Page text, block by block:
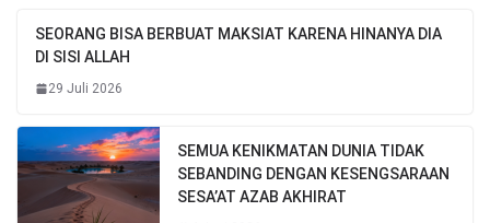
SEORANG BISA BERBUAT MAKSIAT KARENA HINANYA DIA
DI SISI ALLAH
29 Juli 2026
SEMUA KENIKMATAN DUNIA TIDAK
SEBANDING DENGAN KESENGSARAAN
SESA’AT AZAB AKHIRAT